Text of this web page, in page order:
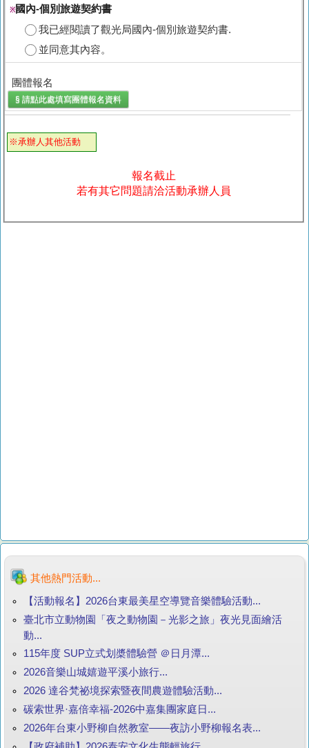
※國內-個別旅遊契約書
我已經閱讀了觀光局國內-個別旅遊契約書.
並同意其內容。
團體報名
§ 請點此處填寫團體報名 資料
※承辦人其他活動
報名截止
若有其它問題請洽活動承辦人員
其他熱門活動...
【活動報名】2026台東最美星空導覽音樂體驗活動...
臺北市立動物園「夜之動物園－光影之旅」夜光見面繪活
動...
115年度 SUP立式划槳體驗營 ＠日月潭...
2026音樂山城嬉遊平溪小旅行...
2026 達谷梵祕境探索暨夜間農遊體驗活動...
碳索世界·嘉倍幸福-2026中嘉集團家庭日...
2026年台東小野柳自然教室——夜訪小野柳報名表...